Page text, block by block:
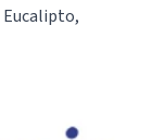
Eucalipto,